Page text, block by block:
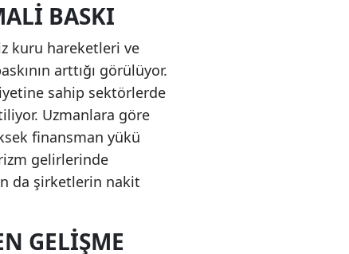
BASKI
kuru hareketleri ve
arttığı görülüyor.
sahip sektörlerde
Uzmanlara göre
finansman yükü
gelirlerinde
da şirketlerin nakit
GELIŞME